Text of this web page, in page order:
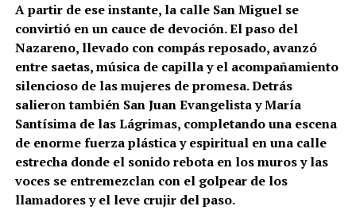
A partir de ese instante, la calle San Miguel se
convirtió en un cauce de devoción. El paso del
Nazareno, llevado con compás reposado, avanzó
entre saetas, música de capilla y el acompañamiento
silencioso de las mujeres de promesa. Detrás
salieron también San Juan Evangelista y María
Santísima de las Lágrimas, completando una escena
de enorme fuerza plástica y espiritual en una calle
estrecha donde el sonido rebota en los muros y las
voces se entremezclan con el golpear de los
llamadores y el leve crujir del paso.